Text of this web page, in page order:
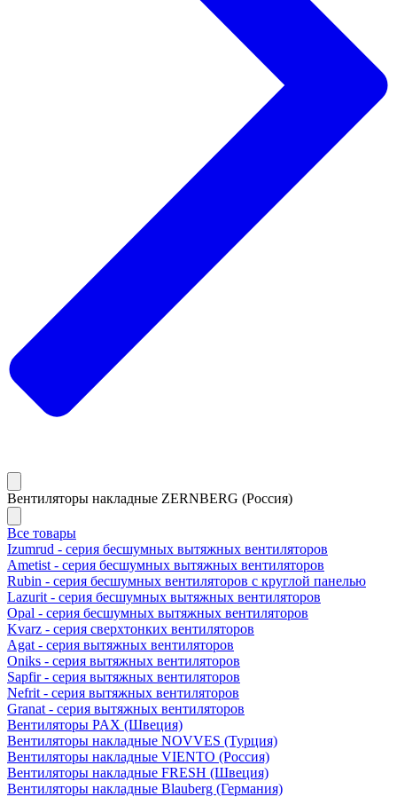
Вентиляторы накладные ZERNBERG (Россия)
Все товары
Izumrud - серия бесшумных вытяжных вентиляторов
Ametist - серия бесшумных вытяжных вентиляторов
Rubin - серия бесшумных вентиляторов с круглой панелью
Lazurit - серия бесшумных вытяжных вентиляторов
Opal - серия бесшумных вытяжных вентиляторов
Kvarz - серия сверхтонких вентиляторов
Agat - серия вытяжных вентиляторов
Oniks - серия вытяжных вентиляторов
Sapfir - серия вытяжных вентиляторов
Nefrit - серия вытяжных вентиляторов
Granat - серия вытяжных вентиляторов
Вентиляторы PAX (Швеция)
Вентиляторы накладные NOVVES (Турция)
Вентиляторы накладные VIENTO (Россия)
Вентиляторы накладные FRESH (Швеция)
Вентиляторы накладные Blauberg (Германия)